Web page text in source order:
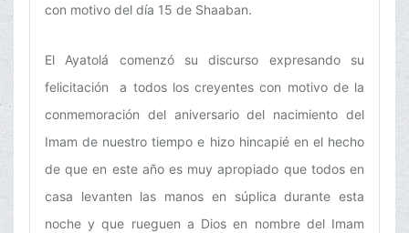
con motivo del día 15 de Shaaban.
El Ayatolá comenzó su discurso expresando su
felicitación a todos los creyentes con motivo de la
conmemoración del aniversario del nacimiento del
Imam de nuestro tiempo e hizo hincapié en el hecho
de que en este año es muy apropiado que todos en
casa levanten las manos en súplica durante esta
noche y que rueguen a Dios en nombre del Imam